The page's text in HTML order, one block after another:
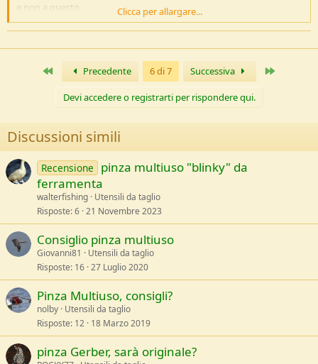
e non a questo
Vedi l'allegato 259207
Ciao
, Gianluca
Clicca per allargare...
Primo Precedente 6 di 7 Successiva
Devi accedere o registrarti per rispondere qui.
Discussioni simili
Recensione
pinza multiuso "blinky" da
ferramenta
walterfishing Utensili da taglio
Risposte 6 21 Novembre 2023
Consiglio pinza multiuso
Giovanni81
Utensili da taglio
Risposte 16 27 Luglio 2020
Pinza Multiuso, consigli?
nolby Utensili da taglio
Risposte 12 18 Marzo 2019
pinza Gerber, sarà originale?